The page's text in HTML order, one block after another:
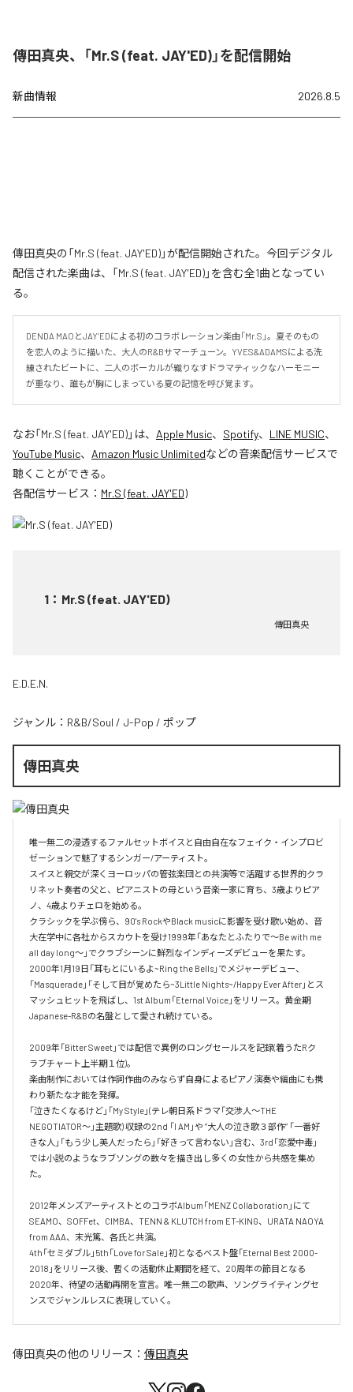
傳田真央、「Mr.S (feat. JAY'ED)」を配信開始
新曲情報 2026.8.5
傳田真央の「Mr.S (feat. JAY'ED)」が配信開始された。今回デジタル
配信された楽曲は、「Mr.S (feat. JAY'ED)」を含む全1曲となってい
る。
DENDA MAOとJAY’EDによる初のコラボレーション楽曲「Mr.S」。夏そのもの
を恋人のように描いた、大人のR&Bサマーチューン。YVES&ADAMSによる洗
練されたビートに、二人のボーカルが織りなすドラマティックなハーモニー
が重なり、誰もが胸にしまっている夏の記憶を呼び覚ます。
なお「Mr.S (feat. JAY'ED)」は、 Apple Music、 Spotify、 LINE MUSIC、
YouTube Music、 Amazon Music Unlimitedなどの音楽配信サービスで
聴くことができる。
各配信サービス： Mr.S (feat. JAY'ED)
1 ： Mr.S (feat. JAY'ED)
傳田真央
E.D.E.N.
ジャンル： R&B/Soul / J-Pop / ポップ
傳田真央
唯一無二の浸透するファルセットボイスと自由自在なフェイク・インプロビ
ゼーションで魅了するシンガー/アーティスト。
スイスと親交が深くヨーロッパの管弦楽団との共演等で活躍する世界的クラ
リネット奏者の父と、ピアニストの母という音楽一家に育ち、3歳よりピア
ノ、4歳よりチェロを始める。
クラシックを学ぶ傍ら、90's RockやBlack musicに影響を受け歌い始め、音
大在学中に各社からスカウトを受け1999年「あなたとふたりで～Be with me
all day long～」でクラブシーンに鮮烈なインディーズデビューを果たす。
2000年1月19日「耳もとにいるよ~Ring the Bells」でメジャーデビュー、
「Masquerade」「そして目が覚めたら~3Little Nights~/Happy Ever After」とス
マッシュヒットを飛ばし、1st Album「Eternal Voice」をリリース。黄金期
Japanese-R&Bの名盤として愛され続けている。
2009年「Bitter Sweet」では配信で異例のロングセールスを記録(着うたRク
ラブチャート上半期１位)。
楽曲制作においては作詞作曲のみならず自身によるピアノ演奏や編曲にも携
わり新たな才能を発揮。
「泣きたくなるけど」「My Style」(テレ朝日系ドラマ「交渉人～THE
NEGOTIATOR～」主題歌) 収録の2nd 「I AM」や ”大人の泣き歌３部作” 「一番好
きな人」「もう少し美人だったら」「好きって言わない」含む、3rd「恋愛中毒」
では小説のようなラブソングの数々を描き出し多くの女性から共感を集め
た。
2012年メンズアーティストとのコラボAlbum「MENZ Collaboration」にて
SEAMO、SOFFet、CIMBA、TENN & KLUTCH from ET-KING、URATA NAOYA
from AAA、末光篤、各氏と共演。
4th「セミダブル」5th「Love for Sale」初となるベスト盤「Eternal Best 2000-
2018」をリリース後、暫くの活動休止期間を経て、20周年の節目となる
2020年、待望の活動再開を宣言。唯一無二の歌声、ソングライティングセ
ンスでジャンルレスに表現していく。
傳田真央の他のリリース： 傳田真央